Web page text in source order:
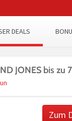
DEALS
JONES bis
Zum